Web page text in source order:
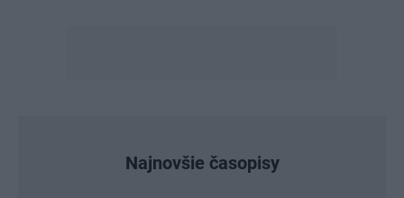
Najnovšie časopisy